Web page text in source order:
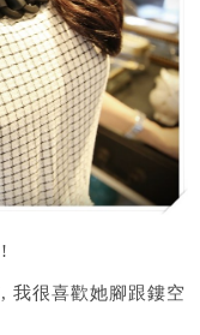
我很喜歡她腳跟鏤空